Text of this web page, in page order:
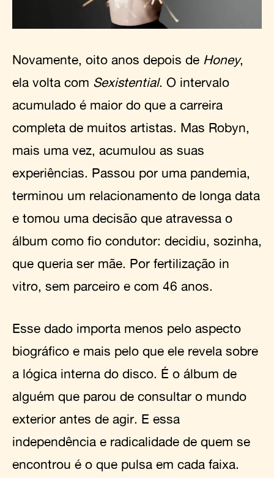
Novamente, oito anos depois de Honey,
ela volta com Sexistential. O intervalo
acumulado é maior do que a carreira
completa de muitos artistas. Mas Robyn,
mais uma vez, acumulou as suas
experiências. Passou por uma pandemia,
terminou um relacionamento de longa data
e tomou uma decisão que atravessa o
álbum como fio condutor: decidiu, sozinha,
que queria ser mãe. Por fertilização in
vitro, sem parceiro e com 46 anos.
Esse dado importa menos pelo aspecto
biográfico e mais pelo que ele revela sobre
a lógica interna do disco. É o álbum de
alguém que parou de consultar o mundo
exterior antes de agir. E essa
independência e radicalidade de quem se
encontrou é o que pulsa em cada faixa.